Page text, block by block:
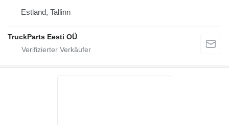
Estland, Tallinn
TruckParts Eesti OÜ